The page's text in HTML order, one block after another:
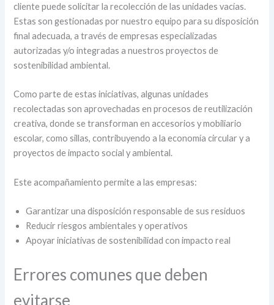
cliente puede solicitar la recolección de las unidades vacías.
Estas son gestionadas por nuestro equipo para su disposición
final adecuada, a través de empresas especializadas
autorizadas y/o integradas a nuestros proyectos de
sostenibilidad ambiental.
Como parte de estas iniciativas, algunas unidades
recolectadas son aprovechadas en procesos de reutilización
creativa, donde se transforman en accesorios y mobiliario
escolar, como sillas, contribuyendo a la economía circular y a
proyectos de impacto social y ambiental.
Este acompañamiento permite a las empresas:
Garantizar una disposición responsable de sus residuos
Reducir riesgos ambientales y operativos
Apoyar iniciativas de sostenibilidad con impacto real
Errores comunes que deben
evitarse